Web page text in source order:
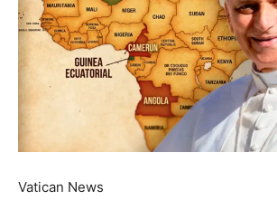
Vatican News